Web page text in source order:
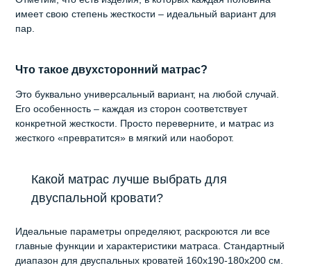
имеет свою степень жесткости – идеальный вариант для
пар.
Что такое двухсторонний матрас?
Это буквально универсальный вариант, на любой случай.
Его особенность – каждая из сторон соответствует
конкретной жесткости. Просто переверните, и матрас из
жесткого «превратится» в мягкий или наоборот.
Какой матрас лучше выбрать для
двуспальной кровати?
Идеальные параметры определяют, раскроются ли все
главные функции и характеристики матраса. Стандартный
диапазон для двуспальных кроватей 160х190-180х200 см.